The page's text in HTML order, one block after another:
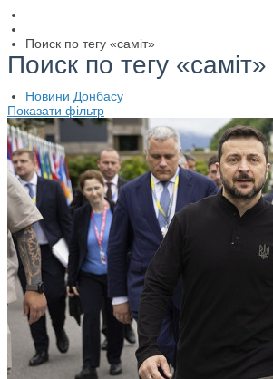
Поиск по тегу «саміт»
Поиск по тегу «саміт»
Новини Донбасу
Показати фільтр